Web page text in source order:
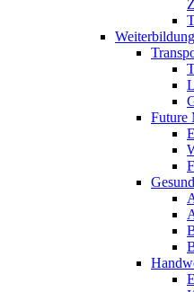
Weiterbildung
Future